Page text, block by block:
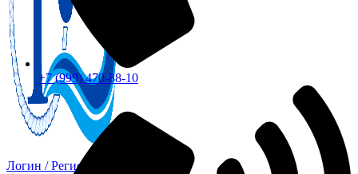
Логин / Регистрация
+7 (999) 470-88-10